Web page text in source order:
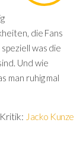
die Fans
was die
Und wie
man ruhig mal
Kritik: Jacko Kunze